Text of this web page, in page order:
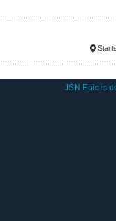
JSN Epic is